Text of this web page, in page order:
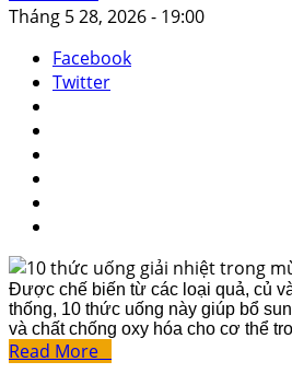
Tháng 5 28, 2026 - 19:00
Facebook
Twitter
Được chế biến từ các loại quả, củ
thống, 10 thức uống này giúp bổ
và chất chống oxy hóa cho cơ thể
Read More